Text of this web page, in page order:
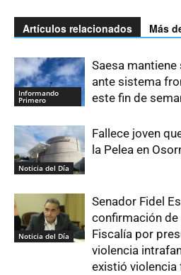
Artículos relacionados Más
Informando
Primero
Saesa mantiene
ante sistema
este fin de
Noticia del Día
Fallece joven
la Pelea en
Noticia del Día
Senador Fidel
confirmación
Fiscalía por
violencia
existió violencia